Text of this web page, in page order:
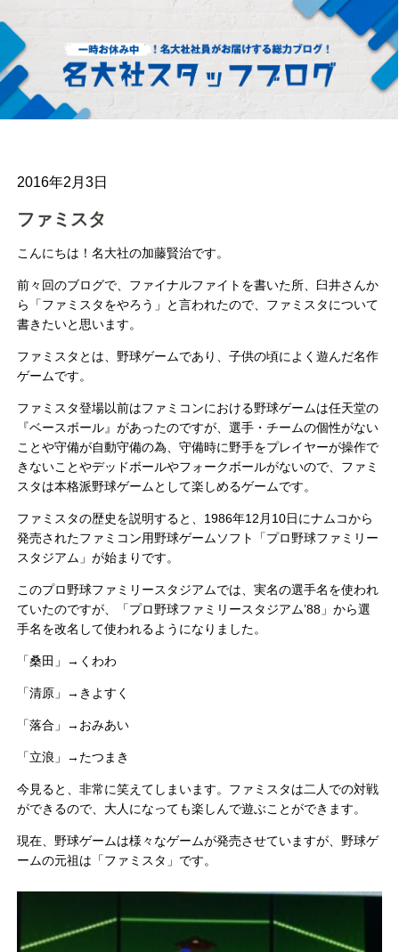
2016年2月3日
ファミスタ
こんにちは！名大社の加藤賢治です。
前々回のブログで、ファイナルファイトを書いた所、臼井さんか
ら「ファミスタをやろう」と言われたので、ファミスタについて
書きたいと思います。
ファミスタとは、野球ゲームであり、子供の頃によく遊んだ名作
ゲームです。
ファミスタ登場以前はファミコンにおける野球ゲームは任天堂の
『ベースボール』があったのですが、選手・チームの個性がない
ことや守備が自動守備の為、守備時に野手をプレイヤーが操作で
きないことやデッドボールやフォークボールがないので、ファミ
スタは本格派野球ゲームとして楽しめるゲームです。
ファミスタの歴史を説明すると、1986年12月10日にナムコから
発売されたファミコン用野球ゲームソフト「プロ野球ファミリー
スタジアム」が始まりです。
このプロ野球ファミリースタジアムでは、実名の選手名を使われ
ていたのですが、「プロ野球ファミリースタジアム’88」から選
手名を改名して使われるようになりました。
「桑田」→くわわ
「清原」→きよすく
「落合」→おみあい
「立浪」→たつまき
今見ると、非常に笑えてしまいます。ファミスタは二人での対戦
ができるので、大人になっても楽しんで遊ぶことができます。
現在、野球ゲームは様々なゲームが発売させていますが、野球ゲ
ームの元祖は「ファミスタ」です。